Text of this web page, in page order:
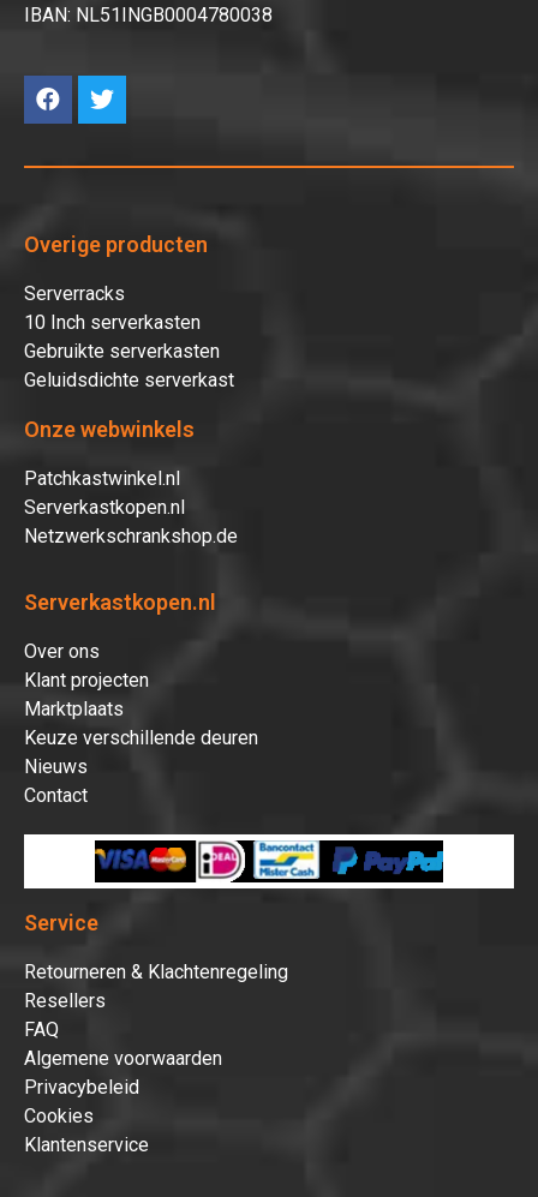
IBAN: NL51INGB0004780038
Overige producten
Serverracks
10 Inch serverkasten
Gebruikte serverkasten
Geluidsdichte serverkast
Onze webwinkels
Patchkastwinkel.nl
Serverkastkopen.nl
Netzwerkschrankshop.de
Serverkastkopen.nl
Over ons
Klant projecten
Marktplaats
Keuze verschillende deuren
Nieuws
Contact
Service
Retourneren & Klachtenregeling
Resellers
FAQ
Algemene voorwaarden
Privacybeleid
Cookies
Klantenservice